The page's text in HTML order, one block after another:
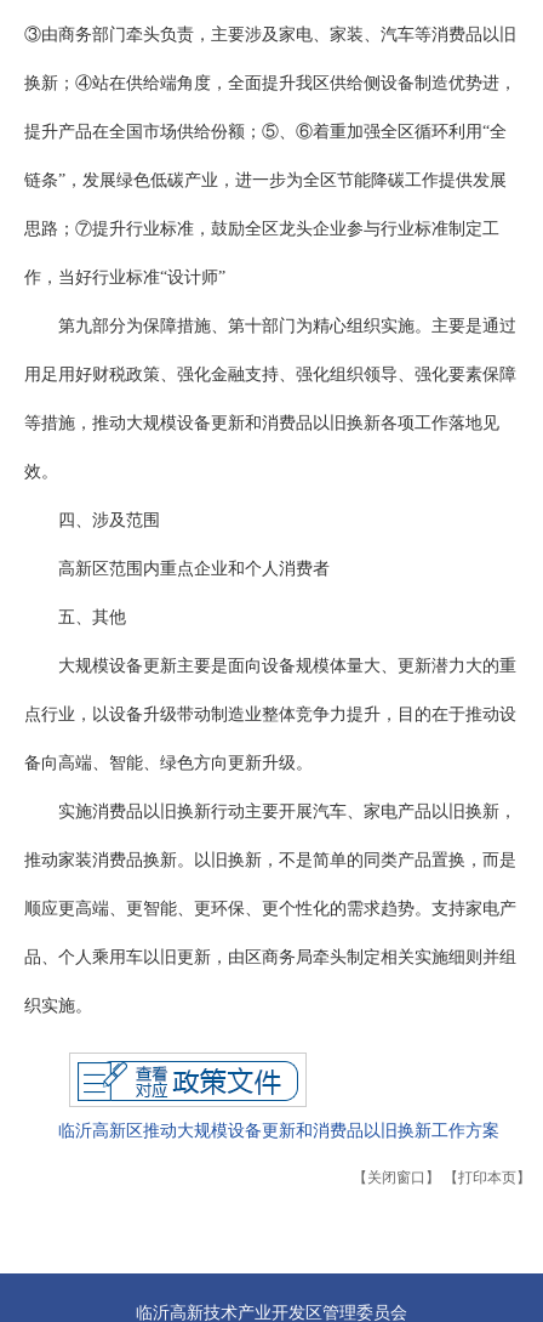
③由商务部门牵头负责，主要涉及家电、家装、汽车等消费品以旧
换新；④站在供给端角度，全面提升我区供给侧设备制造优势进，
提升产品在全国市场供给份额；⑤、⑥着重加强全区循环利用“全
链条”，发展绿色低碳产业，进一步为全区节能降碳工作提供发展
思路；⑦提升行业标准，鼓励全区龙头企业参与行业标准制定工
作，当好行业标准“设计师”
第九部分为保障措施、第十部门为精心组织实施。主要是通过
用足用好财税政策、强化金融支持、强化组织领导、强化要素保障
等措施，推动大规模设备更新和消费品以旧换新各项工作落地见
效。
四、涉及范围
高新区范围内重点企业和个人消费者
五、其他
大规模设备更新主要是面向设备规模体量大、更新潜力大的重
点行业，以设备升级带动制造业整体竞争力提升，目的在于推动设
备向高端、智能、绿色方向更新升级。
实施消费品以旧换新行动主要开展汽车、家电产品以旧换新，
推动家装消费品换新。以旧换新，不是简单的同类产品置换，而是
顺应更高端、更智能、更环保、更个性化的需求趋势。支持家电产
品、个人乘用车以旧更新，由区商务局牵头制定相关实施细则并组
织实施。
临沂高新区推动大规模设备更新和消费品以旧换新工作方案
【关闭窗口】 【打印本页】
临沂高新技术产业开发区管理委员会